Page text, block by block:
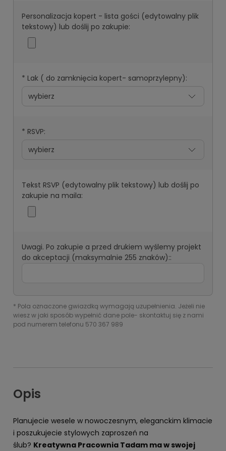
Personalizacja kopert - lista gości (edytowalny plik
tekstowy) lub doślij po zakupie:
* Lak ( do zamknięcia kopert- samoprzylepny):
* RSVP:
Tekst RSVP (edytowalny plik tekstowy) lub doślij po
zakupie na maila:
Uwagi. Po zakupie a przed drukiem wyślemy projekt
do akceptacji (maksymalnie 255 znaków)::
* Pola oznaczone gwiazdką wymagają uzupełnienia. Jeżeli nie
wiesz w jaki sposób wypełnić dane pole- skontaktuj się z nami
pod numerem telefonu 570 367 989
Opis
Planujecie wesele w nowoczesnym, eleganckim klimacie
i poszukujecie stylowych zaproszeń na
ślub? Kreatywna Pracownia Tadam ma w swojej